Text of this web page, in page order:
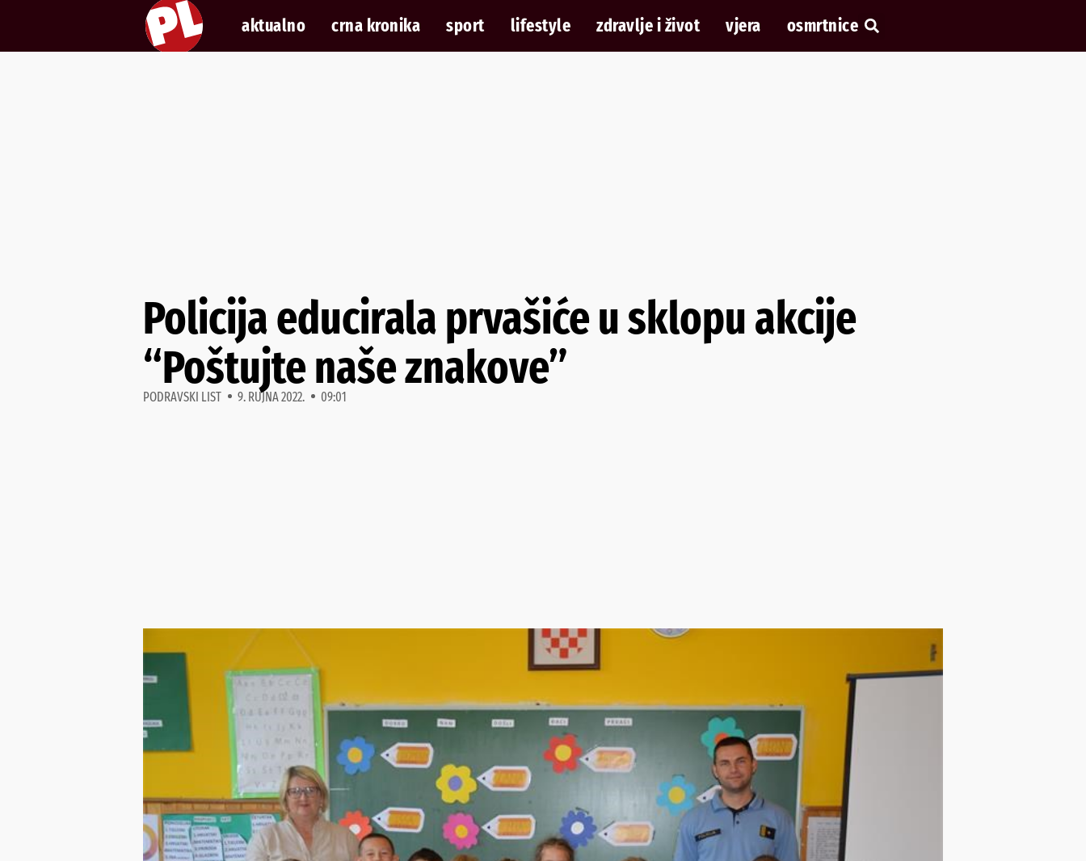
aktualno crna kronika sport lifestyle zdravlje i život vjera osmrtnice
Policija educirala prvašiće u sklopu akcije
“Poštujte naše znakove”
PODRAVSKI LIST 9. RUJNA 2022. 09:01